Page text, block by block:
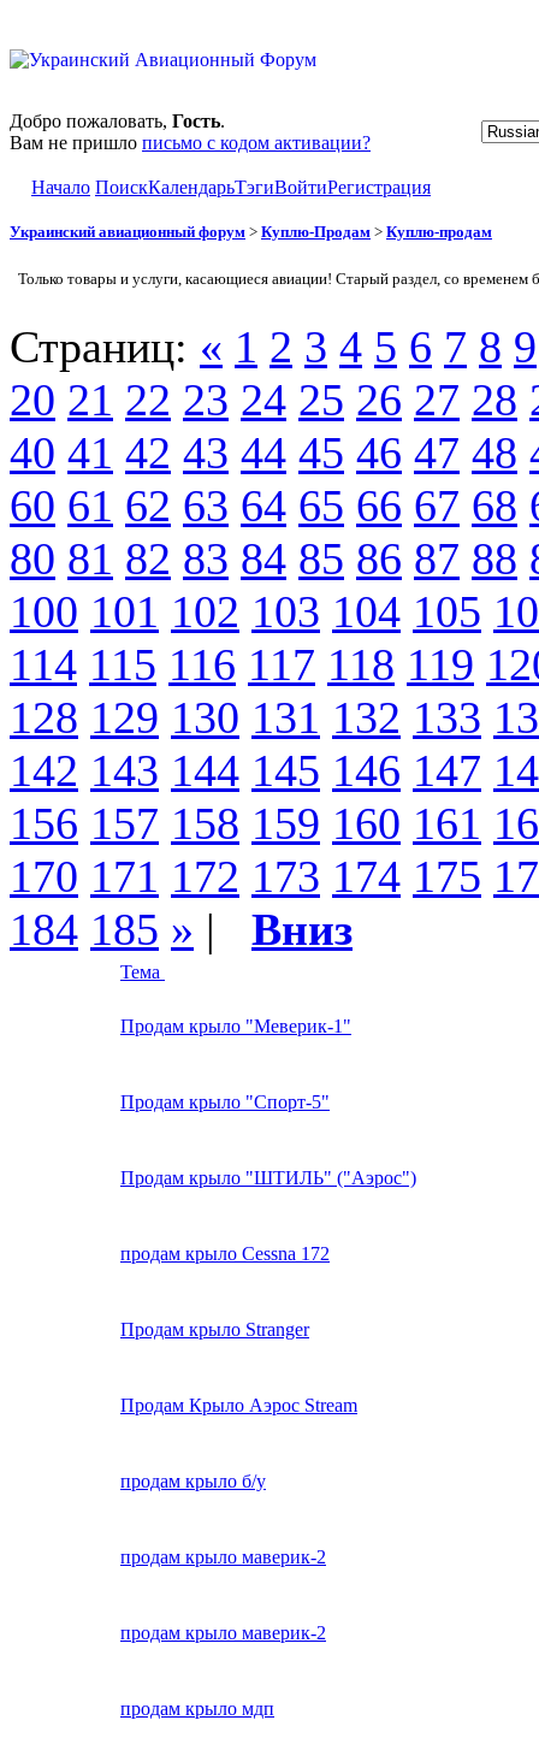
Добро пожаловать, Гость.
Вам не пришло письмо с кодом активации?
Начало ПоискКалендарьТэгиВойтиРегистрация
Украинский авиационный форум > Куплю-Продам > Куплю-продам
Только товары и услуги, касающиеся авиации! Старый раздел, со временем
Страниц: « 1 2 3 4 5 6 7 8 9
20 21 22 23 24 25 26 27 28
40 41 42 43 44 45 46 47 48
60 61 62 63 64 65 66 67 68
80 81 82 83 84 85 86 87 88
100 101 102 103 104 105
114 115 116 117 118 119
128 129 130 131 132 133
142 143 144 145 146 147
156 157 158 159 160 161
170 171 172 173 174 175
184 185 » | Вниз
Тема
Продам крыло "Меверик-1"
Продам крыло "Спорт-5"
Продам крыло "ШТИЛЬ" ("Аэрос")
продам крыло Cessna 172
Продам крыло Stranger
Продам Крыло Аэрос Streаm
продам крыло б/у
продам крыло маверик-2
продам крыло маверик-2
продам крыло мдп